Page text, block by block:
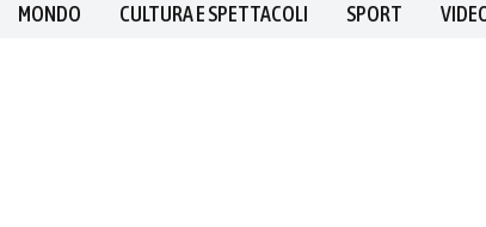
MONDO CULTURA E SPETTACOLI SPORT